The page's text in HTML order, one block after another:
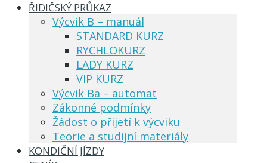
ŘIDIČSKÝ PRŮKAZ
Výcvik B – manuál
STANDARD KURZ
RYCHLOKURZ
LADY KURZ
VIP KURZ
Výcvik Ba – automat
Zákonné podmínky
Žádost o přijetí k výcviku
Teorie a studijní materiály
KONDIČNÍ JÍZDY